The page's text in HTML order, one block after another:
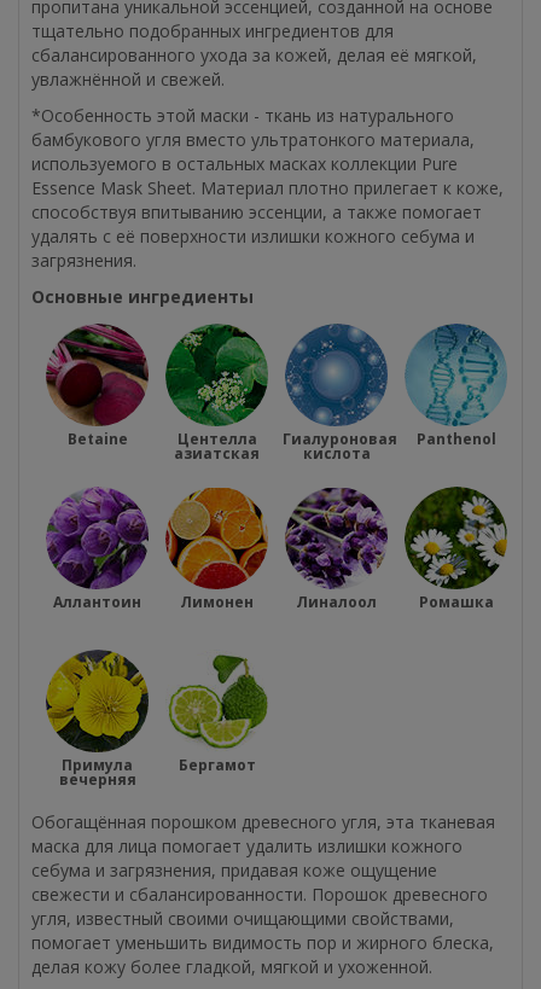
пропитана уникальной эссенцией, созданной на основе
тщательно подобранных ингредиентов для
сбалансированного ухода за кожей, делая её мягкой,
увлажнённой и свежей.
*Особенность этой маски - ткань из натурального
бамбукового угля вместо ультратонкого материала,
используемого в остальных масках коллекции Pure
Essence Mask Sheet. Материал плотно прилегает к коже,
способствуя впитыванию эссенции, а также помогает
удалять с её поверхности излишки кожного себума и
загрязнения.
Основные ингредиенты
Betaine Центелла
азиатская
Гиалуроновая
кислота
Panthenol
Аллантоин Лимонен Линалоол Ромашка
Примула
вечерняя
Бергамот
Обогащённая порошком древесного угля, эта тканевая
маска для лица помогает удалить излишки кожного
себума и загрязнения, придавая коже ощущение
свежести и сбалансированности. Порошок древесного
угля, известный своими очищающими свойствами,
помогает уменьшить видимость пор и жирного блеска,
делая кожу более гладкой, мягкой и ухоженной.